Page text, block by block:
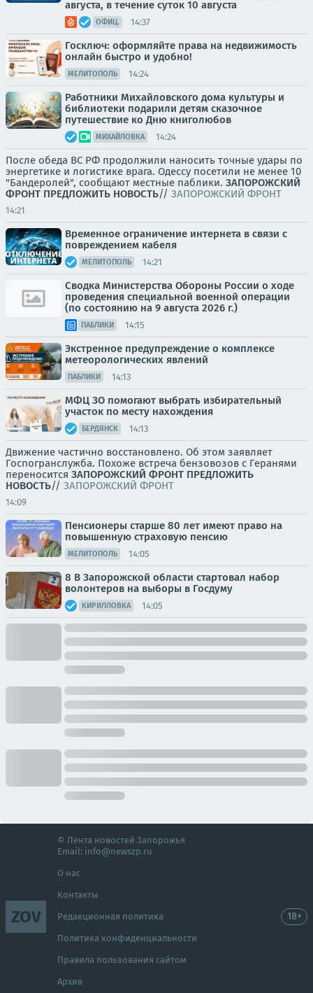
августа, в течение суток 10 августа
ОФИЦ. 14:37
Госключ: оформляйте права на недвижимость
онлайн быстро и удобно!
МЕЛИТОПОЛЬ 14:24
Работники Михайловского дома культуры и
библиотеки подарили детям сказочное
путешествие ко Дню книголюбов
МИХАЙЛОВКА 14:24
После обеда ВС РФ продолжили наносить точные удары по
энергетике и логистике врага. Одессу посетили не менее 10
"Бандеролей", сообщают местные паблики. ЗАПОРОЖСКИЙ
ФРОНТ ПРЕДЛОЖИТЬ НОВОСТЬ// ЗАПОРОЖСКИЙ ФРОНТ
14:21
Временное ограничение интернета в связи с
повреждением кабеля
МЕЛИТОПОЛЬ 14:21
Сводка Министерства Обороны России о ходе
проведения специальной военной операции
(по состоянию на 9 августа 2026 г.)
ПАБЛИКИ 14:15
Экстренное предупреждение о комплексе
метеорологических явлений
ПАБЛИКИ 14:13
МФЦ ЗО помогают выбрать избирательный
участок по месту нахождения
БЕРДЯНСК 14:13
Движение частично восстановлено. Об этом заявляет
Госпогранслужба. Похоже встреча бензовозов с Геранями
переносится ЗАПОРОЖСКИЙ ФРОНТ ПРЕДЛОЖИТЬ
НОВОСТЬ// ЗАПОРОЖСКИЙ ФРОНТ
14:09
Пенсионеры старше 80 лет имеют право на
повышенную страховую пенсию
МЕЛИТОПОЛЬ 14:05
8 В Запорожской области стартовал набор
волонтеров на выборы в Госдуму
КИРИЛЛОВКА 14:05
ZOV
© Лента новостей Запорожья
Email: info@newszp.ru
О нас
Контакты
Редакционная политика
Политика конфиденциальности
Правила пользования сайтом
Архив
18+